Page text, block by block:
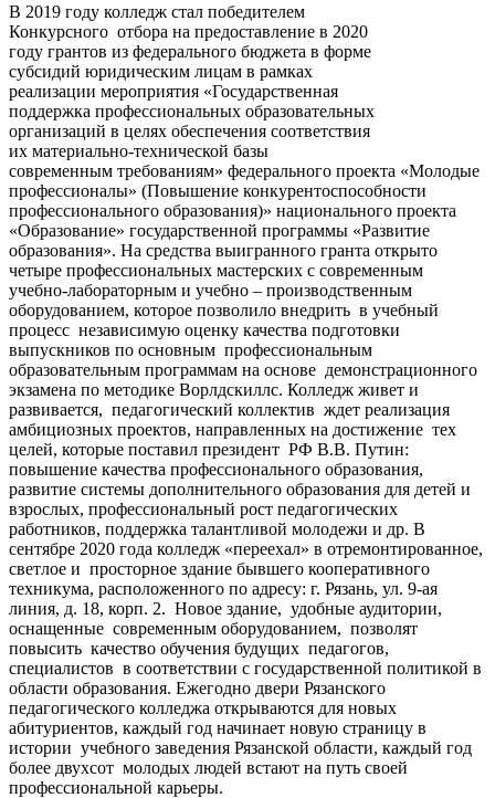
В 2019 году колледж стал победителем
Конкурсного отбора на предоставление в 2020
году грантов из федерального бюджета в форме
субсидий юридическим лицам в рамках
реализации мероприятия «Государственная
поддержка профессиональных образовательных
организаций в целях обеспечения соответствия
их материально-технической базы
современным требованиям» федерального проекта «Молодые
профессионалы» (Повышение конкурентоспособности
профессионального образования)» национального проекта
«Образование» государственной программы «Развитие
образования». На средства выигранного гранта открыто
четыре профессиональных мастерских с современным
учебно-лабораторным и учебно – производственным
оборудованием, которое позволило внедрить в учебный
процесс независимую оценку качества подготовки
выпускников по основным профессиональным
образовательным программам на основе демонстрационного
экзамена по методике Ворлдскиллс. Колледж живет и
развивается, педагогический коллектив ждет реализация
амбициозных проектов, направленных на достижение тех
целей, которые поставил президент РФ В.В. Путин:
повышение качества профессионального образования,
развитие системы дополнительного образования для детей и
взрослых, профессиональный рост педагогических
работников, поддержка талантливой молодежи и др. В
сентябре 2020 года колледж «переехал» в отремонтированное,
светлое и просторное здание бывшего кооперативного
техникума, расположенного по адресу: г. Рязань, ул. 9-ая
линия, д. 18, корп. 2. Новое здание, удобные аудитории,
оснащенные современным оборудованием, позволят
повысить качество обучения будущих педагогов,
специалистов в соответствии с государственной политикой в
области образования. Ежегодно двери Рязанского
педагогического колледжа открываются для новых
абитуриентов, каждый год начинает новую страницу в
истории учебного заведения Рязанской области, каждый год
более двухсот молодых людей встают на путь своей
профессиональной карьеры.